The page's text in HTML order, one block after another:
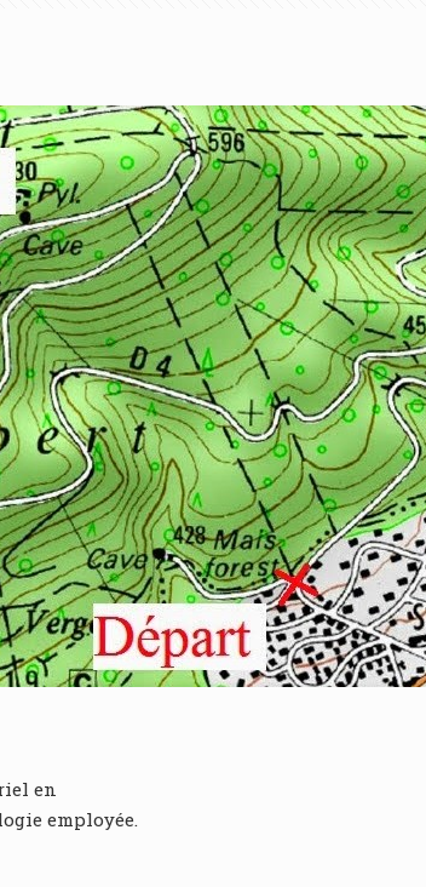
en
employée.